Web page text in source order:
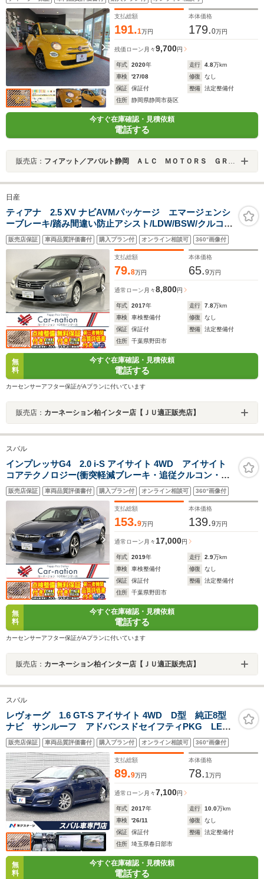
支払総額
191.1万円
本体価格
179.0万円
残価ローン 月々9,700円
年式 2020年 走行 4.8万km
車検
'27/08 修復
なし
保証
保証付 整備
法定整備付
住所
静岡県静岡市葵区
今すぐ在庫確認・見積依頼
電話する
販売店： フィアット／アバルト静岡 ＡＬＣ ＭＯＴＯＲＳ ＧＲＯＵＰ
日産
ティアナ 2.5 XV ナビAVMパッケージ エマージェンシ
ーブレーキ/踏み間違い防止アシスト/LDW/BSW/クルコ
ン/HIDヘッド・Fフォグ/黒革シート/Pシート/シートエア
コン/Pオットマン/コネクトナビゲーション/アラウンドビ
ュー/フルセグTV/DVD/Bluetooth/ETC
販売店保証 車両品質評価書付 購入プラン付 オンライン相談可 360°画像付
支払総額
79.8万円
本体価格
65.9万円
通常ローン 月々8,800円
年式 2017年 走行 7.8万km
車検
車検整備付 修復
なし
保証
保証付 整備
法定整備付
住所
千葉県野田市
無
料
今すぐ在庫確認・見積依頼
電話する
カーセンサーアフター保証がAプランに付いています
販売店： カーネーション柏インター店【ＪＵ適正販売店】
スバル
インプレッサG4 2.0 i-S アイサイト 4WD アイサイト
コアテクノロジー(衝突軽減ブレーキ・追従クルコン・誤
発進抑制・アクティブレーンキープ)/LEDヘッドランプ/左
右独立AAC/前席パワーシート/カロッツェリアナビ/バッ
クカメラ/純正ドラレコ/ETC2.0
販売店保証 車両品質評価書付 購入プラン付 オンライン相談可 360°画像付
支払総額
153.9万円
本体価格
139.9万円
通常ローン 月々 17,000円
年式 2019年 走行 2.9万km
車検
車検整備付 修復
なし
保証
保証付 整備
法定整備付
住所
千葉県野田市
無
料
今すぐ在庫確認・見積依頼
電話する
カーセンサーアフター保証がAプランに付いています
販売店： カーネーション柏インター店【ＪＵ適正販売店】
スバル
レヴォーグ 1.6 GT-S アイサイト 4WD D型 純正8型
ナビ サンルーフ アドバンスドセイフティPKG LED
アクセサリーライナー スマートリアビューミラー
BILSTEINダンパー LEDヘッド 革巻きステアリング
スマートキー 禁煙車
販売店保証 車両品質評価書付 購入プラン付 オンライン相談可 360°画像付
支払総額
89.9万円
本体価格
78. 1万円
通常ローン 月々7,100円
年式 2017年 走行 10.0万km
車検
'26/11 修復
なし
保証
保証付 整備
法定整備付
住所
埼玉県春日部市
無
料
今すぐ在庫確認・見積依頼
電話する